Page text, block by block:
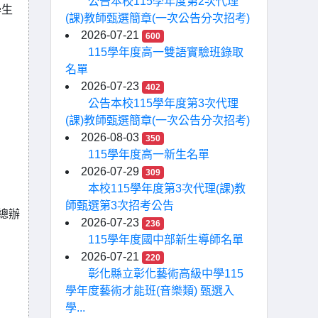
辦
(課)教師甄選簡章(一次公告分次招考)
2026-07-21
600
115學年度高一雙語實驗班錄取
名單
2026-07-23
402
公告本校115學年度第3次代理
(課)教師甄選簡章(一次公告分次招考)
2026-08-03
350
115學年度高一新生名單
2026-07-29
309
本校115學年度第3次代理(課)教
師甄選第3次招考公告
2026-07-23
236
115學年度國中部新生導師名單
2026-07-21
220
彰化縣立彰化藝術高級中學115
學年度藝術才能班(音樂類) 甄選入
學...